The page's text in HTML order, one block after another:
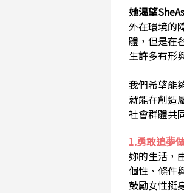
她渴望
外在環境的
體，但是在
生許多有形
我們希望能
就能在創造
社會群體共
1.勇敢追夢
妳的生活，
個性、條件
鼓勵女性挺